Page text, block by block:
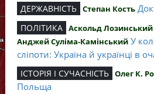
ДЕРЖАВНІСТЬ Степан Кость
ПОЛІТИКА Аскольд
Анджей Суліма-Камінський У
сліпоти: Україна й українці в
ІСТОРІЯ І СУЧАСНІСТЬ Олег К.
Польща